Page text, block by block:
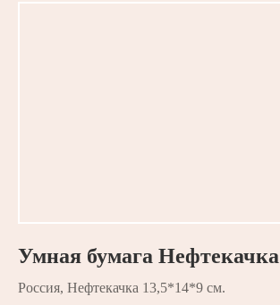
Умная бумага Нефтекачка
Россия, Нефтекачка 13,5*14*9 см.